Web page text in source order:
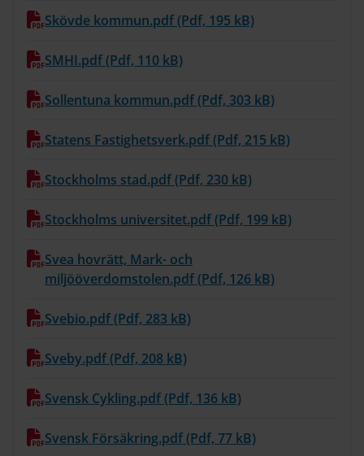
Skövde kommun.pdf (Pdf, 195 kB)
SMHI.pdf (Pdf, 110 kB)
Sollentuna kommun.pdf (Pdf, 303 kB)
Statens Fastighetsverk.pdf (Pdf, 215 kB)
Stockholms stad.pdf (Pdf, 230 kB)
Stockholms universitet.pdf (Pdf, 199 kB)
Svea hovrätt, Mark- och
miljööverdomstolen.pdf (Pdf, 126 kB)
Svebio.pdf (Pdf, 283 kB)
Sveby.pdf (Pdf, 208 kB)
Svensk Cykling.pdf (Pdf, 136 kB)
Svensk Försäkring.pdf (Pdf, 77 kB)